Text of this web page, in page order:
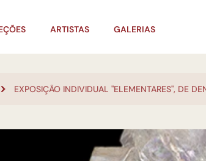
ARTISTAS GALERIAS
EXPOSIÇÃO INDIVIDUAL "ELEMENTARES", DE